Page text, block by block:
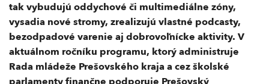
tak vybudujú oddychové či multimediálne zóny,
vysadia nové stromy, zrealizujú vlastné podcasty,
bezodpadové varenie aj dobrovoľnícke aktivity. V
aktuálnom ročníku programu, ktorý administruje
Rada mládeže Prešovského kraja a cez školské